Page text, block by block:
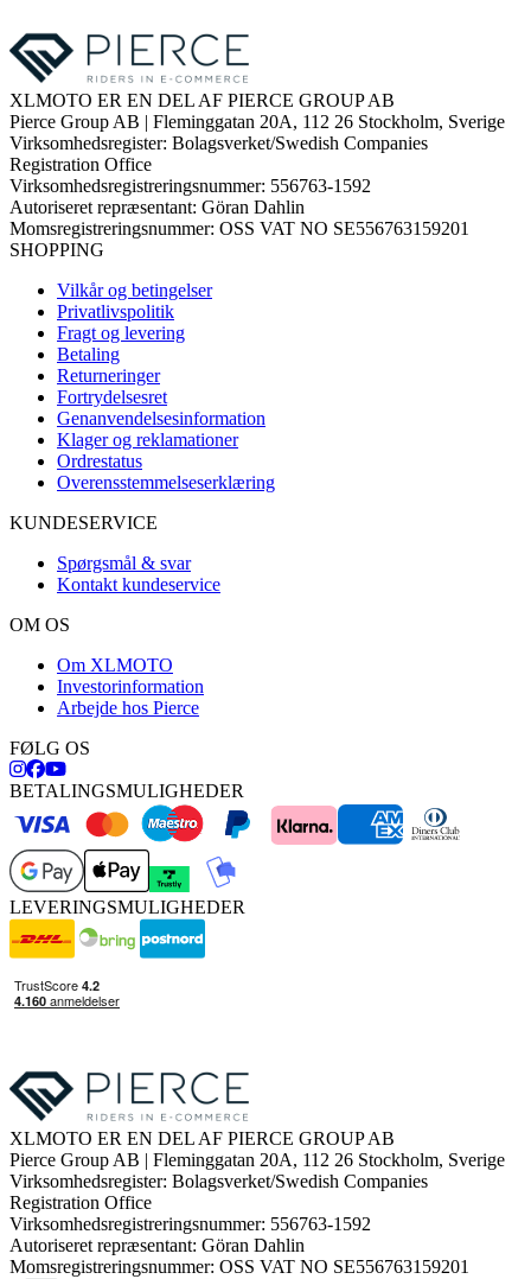
XLMOTO ER EN DEL AF PIERCE GROUP AB
Pierce Group AB | Fleminggatan 20A, 112 26 Stockholm, Sverige
Virksomhedsregister: Bolagsverket/Swedish Companies
Registration Office
Virksomhedsregistreringsnummer: 556763-1592
Autoriseret repræsentant: Göran Dahlin
Momsregistreringsnummer: OSS VAT NO SE556763159201
SHOPPING
Vilkår og betingelser
Privatlivspolitik
Fragt og levering
Betaling
Returneringer
Fortrydelsesret
Genanvendelsesinformation
Klager og reklamationer
Ordrestatus
Overensstemmelseserklæring
KUNDESERVICE
Spørgsmål & svar
Kontakt kundeservice
OM OS
Om XLMOTO
Investorinformation
Arbejde hos Pierce
FØLG OS
BETALINGSMULIGHEDER
LEVERINGSMULIGHEDER
XLMOTO ER EN DEL AF PIERCE GROUP AB
Pierce Group AB | Fleminggatan 20A, 112 26 Stockholm, Sverige
Virksomhedsregister: Bolagsverket/Swedish Companies
Registration Office
Virksomhedsregistreringsnummer: 556763-1592
Autoriseret repræsentant: Göran Dahlin
Momsregistreringsnummer: OSS VAT NO SE556763159201